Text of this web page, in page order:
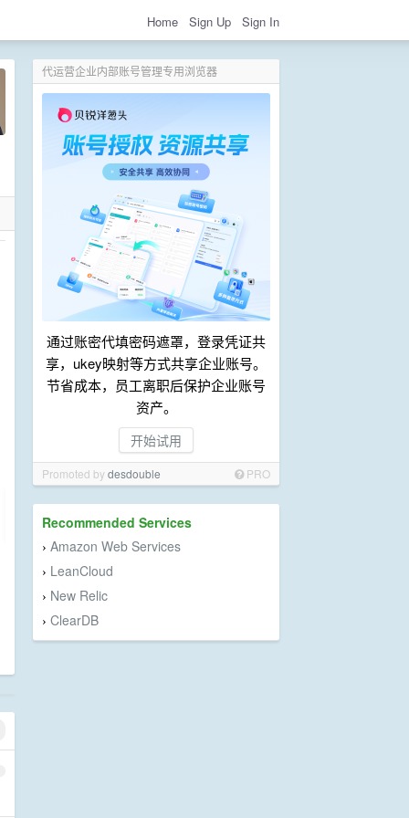
Home Sign Up Sign In
代运营企业内部账号管理专用浏览器
通过账密代填密码遮罩，登录凭证共
享，ukey映射等方式共享企业账号。
节省成本，员工离职后保护企业账号
资产。
开始试用
Promoted bydesdouble PRO
Recommended Services
› Amazon Web Services
› LeanCloud
› New Relic
› ClearDB